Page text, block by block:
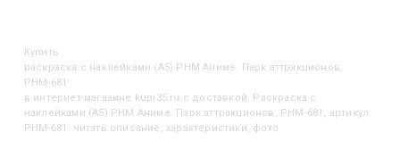
Купить
Раскраска с наклейками (А5) РНМ Аниме. Парк аттракционов,
РНМ-681
в интернет-магазине kupi35.ru с доставкой. Раскраска с
наклейками (А5) РНМ Аниме. Парк аттракционов, РНМ-681, артикул
РНМ-681: читать описание, характеристики, фото